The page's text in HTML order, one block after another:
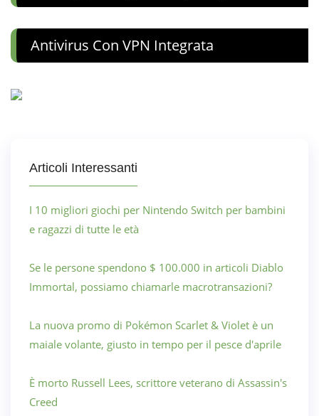
Antivirus Con VPN Integrata
Articoli Interessanti
I 10 migliori giochi per Nintendo Switch per bambini
e ragazzi di tutte le età
Se le persone spendono $ 100.000 in articoli Diablo
Immortal, possiamo chiamarle macrotransazioni?
La nuova promo di Pokémon Scarlet & Violet è un
maiale volante, giusto in tempo per il pesce d'aprile
È morto Russell Lees, scrittore veterano di Assassin's
Creed